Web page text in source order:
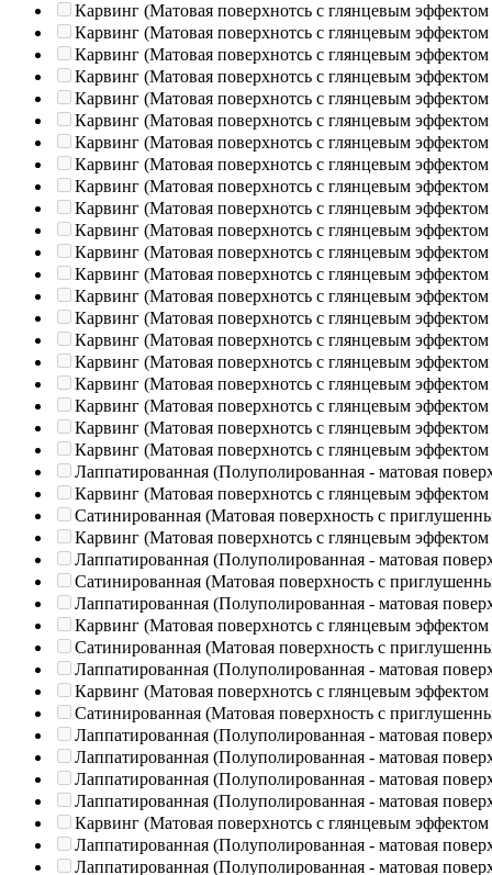
Карвинг (Матовая поверхнотсь с глянцевым эффектом
Карвинг (Матовая поверхнотсь с глянцевым эффектом
Карвинг (Матовая поверхнотсь с глянцевым эффектом
Карвинг (Матовая поверхнотсь с глянцевым эффектом
Карвинг (Матовая поверхнотсь с глянцевым эффектом
Карвинг (Матовая поверхнотсь с глянцевым эффектом
Карвинг (Матовая поверхнотсь с глянцевым эффектом
Карвинг (Матовая поверхнотсь с глянцевым эффектом
Карвинг (Матовая поверхнотсь с глянцевым эффектом
Карвинг (Матовая поверхнотсь с глянцевым эффектом
Карвинг (Матовая поверхнотсь с глянцевым эффектом
Карвинг (Матовая поверхнотсь с глянцевым эффектом
Карвинг (Матовая поверхнотсь с глянцевым эффектом
Карвинг (Матовая поверхнотсь с глянцевым эффектом
Карвинг (Матовая поверхнотсь с глянцевым эффектом
Карвинг (Матовая поверхнотсь с глянцевым эффектом
Карвинг (Матовая поверхнотсь с глянцевым эффектом
Карвинг (Матовая поверхнотсь с глянцевым эффектом
Карвинг (Матовая поверхнотсь с глянцевым эффектом
Карвинг (Матовая поверхнотсь с глянцевым эффектом
Карвинг (Матовая поверхнотсь с глянцевым эффектом
Лаппатированная (Полуполированная - матовая
Карвинг (Матовая поверхнотсь с глянцевым эффектом
Сатинированная (Матовая поверхность с
Карвинг (Матовая поверхнотсь с глянцевым эффектом
Лаппатированная (Полуполированная - матовая
Сатинированная (Матовая поверхность с
Лаппатированная (Полуполированная - матовая
Карвинг (Матовая поверхнотсь с глянцевым эффектом
Сатинированная (Матовая поверхность с
Лаппатированная (Полуполированная - матовая
Карвинг (Матовая поверхнотсь с глянцевым эффектом
Сатинированная (Матовая поверхность с
Лаппатированная (Полуполированная - матовая
Лаппатированная (Полуполированная - матовая
Лаппатированная (Полуполированная - матовая
Лаппатированная (Полуполированная - матовая
Карвинг (Матовая поверхнотсь с глянцевым эффектом
Лаппатированная (Полуполированная - матовая
Лаппатированная (Полуполированная - матовая